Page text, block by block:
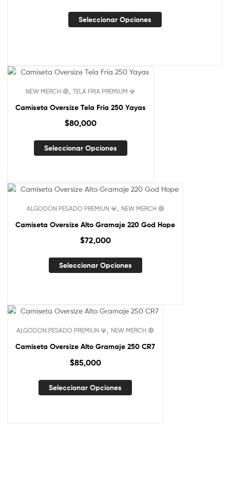
Seleccionar Opciones
NEW MERCH 🔴 TELA FRIA PREMIUM 💎
Camiseta Oversize Tela Fría 250 Yayas
$80,000
Seleccionar Opciones
ALGODON PESADO PREMIUN 💎 NEW MERCH 🔴
Camiseta Oversize Alto Gramaje 220 God Hope
$72,000
Seleccionar Opciones
ALGODON PESADO PREMIUN 💎 NEW MERCH 🔴
Camiseta Oversize Alto Gramaje 250 CR7
$85,000
Seleccionar Opciones